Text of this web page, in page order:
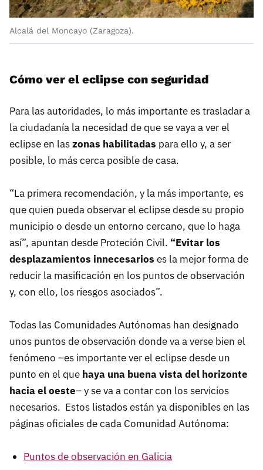
Alcalá del Moncayo (Zaragoza).
Cómo ver el eclipse con seguridad
Para las autoridades, lo más importante es trasladar a
la ciudadanía la necesidad de que se vaya a ver el
eclipse en laszonas habilitadas para ello y, a ser
posible, lo más cerca posible de casa.
“La primera recomendación, y la más importante, es
que quien pueda observar el eclipse desde su propio
municipio o desde un entorno cercano, que lo haga
así”, apuntan desde Proteción Civil. “Evitar los
desplazamientos innecesarios es la mejor forma de
reducir la masificación en los puntos de observación
y, con ello, los riesgos asociados”.
Todas las Comunidades Autónomas han designado
unos puntos de observación donde va a verse bien el
fenómeno –es importante ver el eclipse desde un
punto en el que haya una buena vista del horizonte
hacia el oeste– y se va a contar con los servicios
necesarios. Estos listados están ya disponibles en las
páginas oficiales de cada Comunidad Autónoma:
Puntos de observación en Galicia